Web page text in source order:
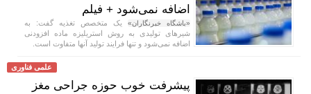
اضافه نمی‌شود + فیلم
«باشگاه خبرنگاران» یک متخصص تغذیه گفت: به
شیر‌های تولیدی به روش استریلیزه ماده افزودنی
اضافه نمی‌شود و تنها فرایند تولید آنها متفاوت است.
علمی فناوری
پیشرفت خوب حوزه جراحی مغز